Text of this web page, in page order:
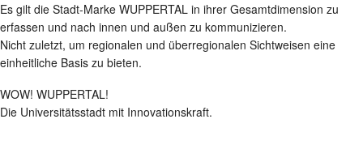
Es gilt die Stadt-Marke WUPPERTAL in ihrer Gesamtdimension zu
erfassen und nach innen und außen zu kommunizieren.
Nicht zuletzt, um regionalen und überregionalen Sichtweisen eine
einheitliche Basis zu bieten.
WOW! WUPPERTAL!
Die Universitätsstadt mit Innovationskraft.